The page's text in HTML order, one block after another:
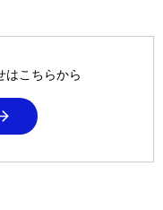
はこちらから